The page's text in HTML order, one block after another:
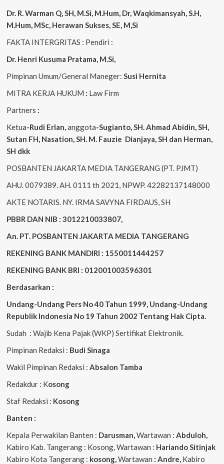
Dr. R. Warman Q, SH, M.Si, M.Hum, Dr, Waqkimansyah, S.H,
M.Hum, MSc, Herawan Sukses, SE, M,Si
FAKTA INTERGRITAS : Pendiri :
Dr. Henri Kusuma Pratama, M.Si,
Pimpinan Umum/General Maneger: Susi Hernita
MITRA KERJA HUKUM : Law Firm
Partners :
Ketua-Rudi Erlan,anggota-Sugianto, SH. Ahmad Abidin, SH,
Sutan FH, Nasation, SH. M. Fauzie Dianjaya, SH dan Herman,
SH dkk
POSBANTEN JAKARTA MEDIA TANGERANG (PT. PJMT)
AHU. 0079389. AH. 0111 th 2021, NPWP. 42282137148000
AKTE NOTARIS. NY. IRMA SAVYNA FIRDAUS, SH
PBBR DAN NIB : 3012210033807,
An. PT. POSBANTEN JAKARTA MEDIA TANGERANG
REKENING BANK MANDIRI : 1550011444257
REKENING BANK BRI : 012001003596301
Berdasarkan :
Undang-Undang Pers No 40 Tahun 1999, Undang-Undang
Republik Indonesia No 19 Tahun 2002 Tentang Hak Cipta.
Sudah : Wajib Kena Pajak (WKP) Sertifikat Elektronik.
Pimpinan Redaksi : Budi Sinaga
Wakil Pimpinan Redaksi : Absalon Tamba
Redakdur : Kosong
Staf Redaksi : Kosong
Banten :
Kepala Perwakilan Banten : Darusman,Wartawan : Abduloh,
Kabiro Kab. Tangerang : Kosong, Wartawan : Hariando Sitinjak
Kabiro Kota Tangerang : kosong,Wartawan : Andre, Kabiro